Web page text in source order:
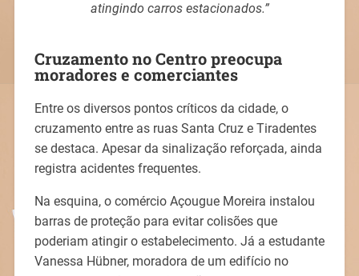
atingindo carros estacionados.”
Cruzamento no Centro preocupa
moradores e comerciantes
Entre os diversos pontos críticos da cidade, o
cruzamento entre as ruas Santa Cruz e Tiradentes
se destaca. Apesar da sinalização reforçada, ainda
registra acidentes frequentes.
Na esquina, o comércio Açougue Moreira instalou
barras de proteção para evitar colisões que
poderiam atingir o estabelecimento. Já a estudante
Vanessa Hübner, moradora de um edifício no